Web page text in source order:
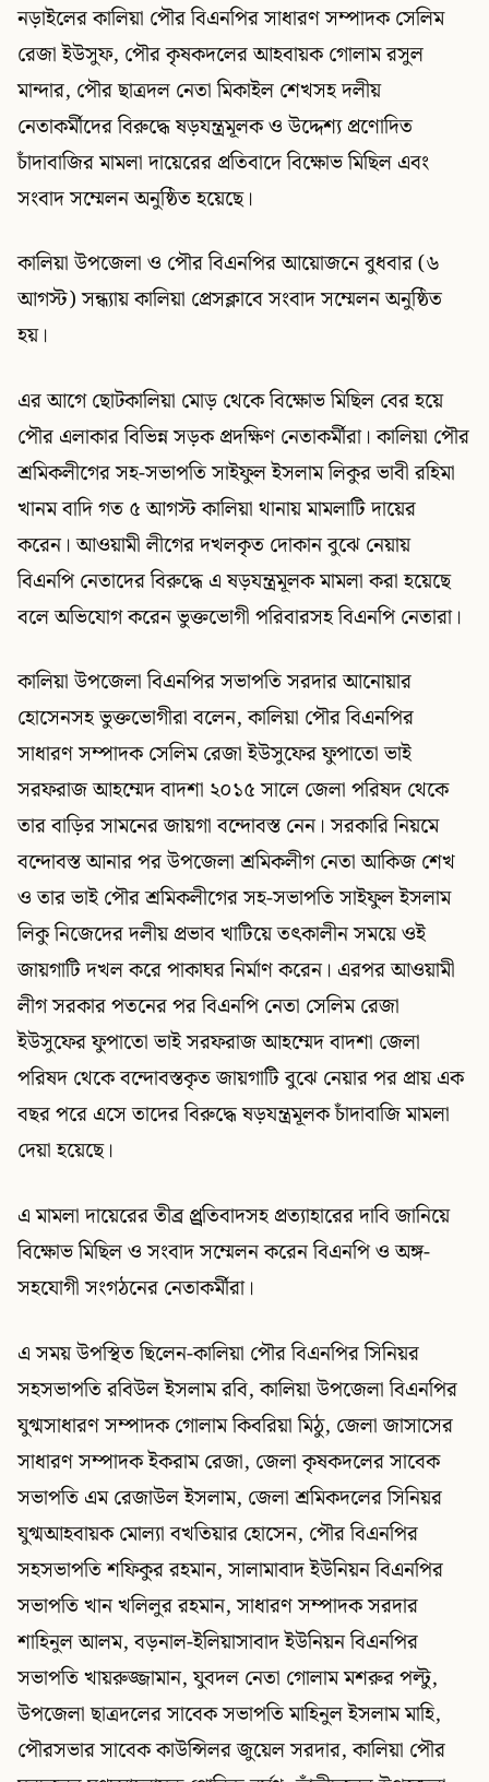
নড়াইলের কালিয়া পৌর বিএনপির সাধারণ সম্পাদক সেলিম
রেজা ইউসুফ, পৌর কৃষকদলের আহবায়ক গোলাম রসুল
মান্দার, পৌর ছাত্রদল নেতা মিকাইল শেখসহ দলীয়
নেতাকর্মীদের বিরুদ্ধে ষড়যন্ত্রমূলক ও উদ্দেশ্য প্রণোদিত
চাঁদাবাজির মামলা দায়েরের প্রতিবাদে বিক্ষোভ মিছিল এবং
সংবাদ সম্মেলন অনুষ্ঠিত হয়েছে।
কালিয়া উপজেলা ও পৌর বিএনপির আয়োজনে বুধবার (৬
আগস্ট) সন্ধ্যায় কালিয়া প্রেসক্লাবে সংবাদ সম্মেলন অনুষ্ঠিত
হয়।
এর আগে ছোটকালিয়া মোড় থেকে বিক্ষোভ মিছিল বের হয়ে
পৌর এলাকার বিভিন্ন সড়ক প্রদক্ষিণ নেতাকর্মীরা। কালিয়া পৌর
শ্রমিকলীগের সহ-সভাপতি সাইফুল ইসলাম লিকুর ভাবী রহিমা
খানম বাদি গত ৫ আগস্ট কালিয়া থানায় মামলাটি দায়ের
করেন। আওয়ামী লীগের দখলকৃত দোকান বুঝে নেয়ায়
বিএনপি নেতাদের বিরুদ্ধে এ ষড়যন্ত্রমূলক মামলা করা হয়েছে
বলে অভিযোগ করেন ভুক্তভোগী পরিবারসহ বিএনপি নেতারা।
কালিয়া উপজেলা বিএনপির সভাপতি সরদার আনোয়ার
হোসেনসহ ভুক্তভোগীরা বলেন, কালিয়া পৌর বিএনপির
সাধারণ সম্পাদক সেলিম রেজা ইউসুফের ফুপাতো ভাই
সরফরাজ আহম্মেদ বাদশা ২০১৫ সালে জেলা পরিষদ থেকে
তার বাড়ির সামনের জায়গা বন্দোবস্ত নেন। সরকারি নিয়মে
বন্দোবস্ত আনার পর উপজেলা শ্রমিকলীগ নেতা আকিজ শেখ
ও তার ভাই পৌর শ্রমিকলীগের সহ-সভাপতি সাইফুল ইসলাম
লিকু নিজেদের দলীয় প্রভাব খাটিয়ে তৎকালীন সময়ে ওই
জায়গাটি দখল করে পাকাঘর নির্মাণ করেন। এরপর আওয়ামী
লীগ সরকার পতনের পর বিএনপি নেতা সেলিম রেজা
ইউসুফের ফুপাতো ভাই সরফরাজ আহম্মেদ বাদশা জেলা
পরিষদ থেকে বন্দোবস্তকৃত জায়গাটি বুঝে নেয়ার পর প্রায় এক
বছর পরে এসে তাদের বিরুদ্ধে ষড়যন্ত্রমূলক চাঁদাবাজি মামলা
দেয়া হয়েছে।
এ মামলা দায়েরের তীব্র প্র্রতিবাদসহ প্রত্যাহারের দাবি জানিয়ে
বিক্ষোভ মিছিল ও সংবাদ সম্মেলন করেন বিএনপি ও অঙ্গ-
সহযোগী সংগঠনের নেতাকর্মীরা।
এ সময় উপস্থিত ছিলেন-কালিয়া পৌর বিএনপির সিনিয়র
সহসভাপতি রবিউল ইসলাম রবি, কালিয়া উপজেলা বিএনপির
যুগ্মসাধারণ সম্পাদক গোলাম কিবরিয়া মিঠু, জেলা জাসাসের
সাধারণ সম্পাদক ইকরাম রেজা, জেলা কৃষকদলের সাবেক
সভাপতি এম রেজাউল ইসলাম, জেলা শ্রমিকদলের সিনিয়র
যুগ্মআহবায়ক মোল্যা বখতিয়ার হোসেন, পৌর বিএনপির
সহসভাপতি শফিকুর রহমান, সালামাবাদ ইউনিয়ন বিএনপির
সভাপতি খান খলিলুর রহমান, সাধারণ সম্পাদক সরদার
শাহিনুল আলম, বড়নাল-ইলিয়াসাবাদ ইউনিয়ন বিএনপির
সভাপতি খায়রুজ্জামান, যুবদল নেতা গোলাম মশরুর পল্টু,
উপজেলা ছাত্রদলের সাবেক সভাপতি মাহিনুল ইসলাম মাহি,
পৌরসভার সাবেক কাউন্সিলর জুয়েল সরদার, কালিয়া পৌর